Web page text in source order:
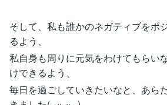
そして、私も誰かのネガティブをポ
るよう、
私自身も周りに元気をわけてもらい
けできるよう、
毎日を過ごしていきたいなと、あら